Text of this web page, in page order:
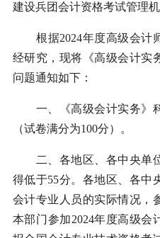
建设兵团会计资格考试管理
根据2024年度高级会计师
经研究，现将《高级会计实
问题通知如下：
一、《高级会计实务》科
（试卷满分为100分）。
二、各地区、各中央单
得低于55分。各地区、各中
会计专业人员的实际情况，
本部门参加2024年度高级会